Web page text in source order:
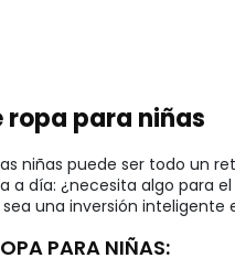
ropa para niñas
niñas puede ser todo un
a día: ¿necesita algo para
una inversión
PARA NIÑAS: